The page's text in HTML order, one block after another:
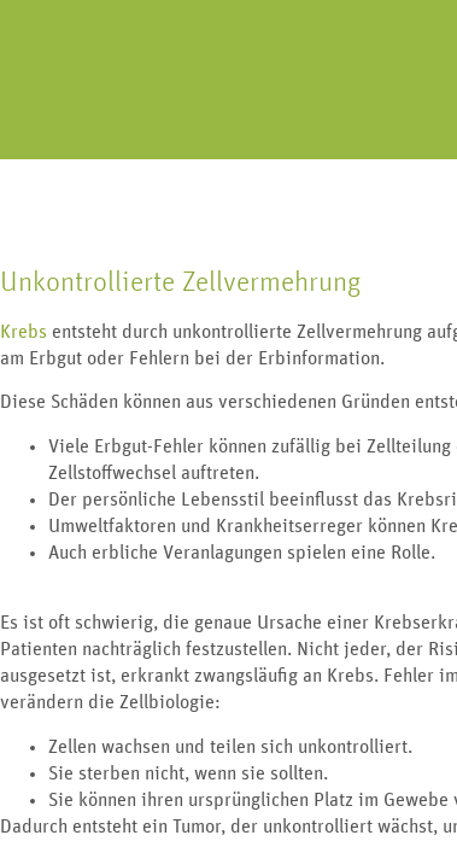
Unkontrollierte Zellvermehrung
Krebs entsteht durch unkontrollierte Zellvermehrung
am Erbgut oder Fehlern bei der Erbinformation.
Diese Schäden können aus verschiedenen Gründen
Viele Erbgut-Fehler können zufällig bei Zellteilung
Zellstoffwechsel auftreten.
Der persönliche Lebensstil beeinflusst das
Umweltfaktoren und Krankheitserreger können
Auch erbliche Veranlagungen spielen eine Rolle.
Es ist oft schwierig, die genaue Ursache einer
Patienten nachträglich festzustellen. Nicht jeder, der
ausgesetzt ist, erkrankt zwangsläufig an Krebs. Fehler
verändern die Zellbiologie:
Zellen wachsen und teilen sich unkontrolliert.
Sie sterben nicht, wenn sie sollten.
Sie können ihren ursprünglichen Platz im Gewebe
Dadurch entsteht ein Tumor, der unkontrolliert wächst,